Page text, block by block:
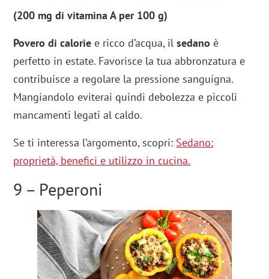
(200 mg di vitamina A per 100 g)
Povero di calorie e ricco d’acqua, ilsedano è
perfetto in estate. Favorisce la tua abbronzatura e
contribuisce a regolare la pressione sanguigna.
Mangiandolo eviterai quindi debolezza e piccoli
mancamenti legati al caldo.
Se ti interessa l’argomento, scopri: Sedano:
proprietà, benefici e utilizzo in cucina.
9 – Peperoni